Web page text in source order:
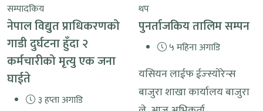
सम्पादकिय
नेपाल विद्युत प्राधिकरणको
गाडी दुर्घटना हुँदा २
कर्मचारीको मृत्यु एक जना
घाईते
३ हप्ता अगाडि
थप
पुनर्ताजकिय तालिम सम्पन
५ महिना अगाडि
यसियन लाईफ ईज्स्याेरेन्स
बाजुरा शाखा कार्यालय बाजुरा